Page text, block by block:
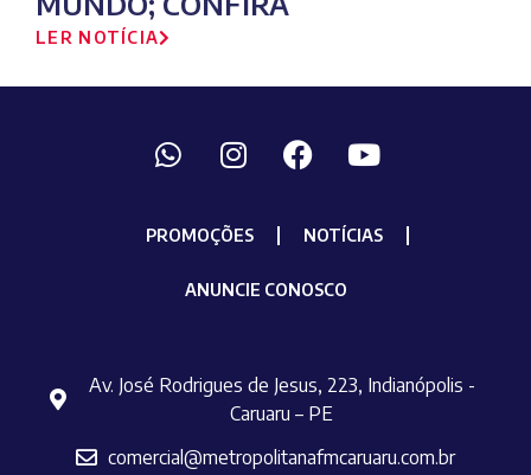
LER NOTÍCIA
PROMOÇÕES NOTÍCIAS
ANUNCIE CONOSCO
Av. José Rodrigues de Jesus, 223, Indianópolis -
Caruaru – PE
comercial@metropolitanafmcaruaru.com.br